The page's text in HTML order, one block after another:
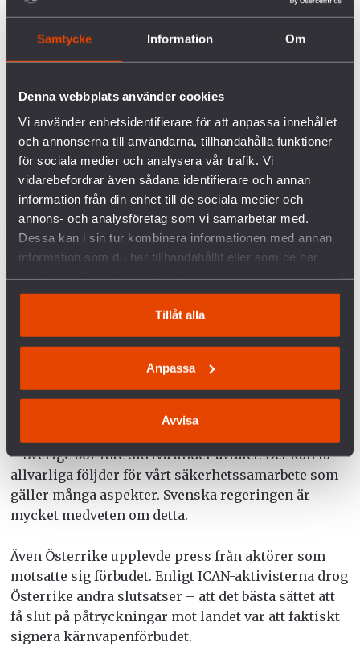
Samtycke Information Om
Denna webbplats använder cookies
Vi använder enhetsidentifierare för att anpassa innehållet
och annonserna till användarna, tillhandahålla funktioner
för sociala medier och analysera vår trafik. Vi
vidarebefordrar även sådana identifierare och annan
information från din enhet till de sociala medier och
annons- och analysföretag som vi samarbetar med.
Dessa kan i sin tur kombinera informationen med annan
information som du har tillhandahållit eller som de har
Tillåt alla
Anpassa
Avvisa
Österrikes ratificering på ett ABF-seminarium i
Stockholm i maj:
– Vi sitter inte i samma sits som österrikarna. De
vapenindustri och de har inga långt gångna
Fler länder än Sverige upplever risken för
försämrade relationer till kärnvapenstater som ett
hinder för att ställa sig bakom det kärnvapenförbud
de egentligen vill stödja. Under helgen i Genève
biståndspengar om politikers rädsla att förlora sitt
stöd ifall landet ställer sig bakom ett förbud. För
Sverige handlar det om andra typer av
kampanjmöte i Genève varnade USA:s
nedrustningsambassadör Robert Wood i Svenska
– Sverige bör inte skriva under avtalet. Det kan få
allvarliga följder för vårt säkerhetssamarbete som
gäller många aspekter. Svenska regeringen är
mycket medveten om detta.
Även Österrike upplevde press från aktörer som
motsatte sig förbudet. Enligt ICAN-aktivisterna drog
Österrike andra slutsatser – att det bästa sättet att
få slut på påtryckningar mot landet var att faktiskt
signera kärnvapenförbudet.